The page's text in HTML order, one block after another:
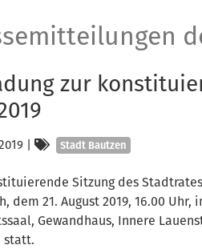
zur
| Kategorien
Stadt Bautzen
Sitzung des
dem 21. August 2019, 16.00 Uhr,
Gewandhaus, Innere
statt.